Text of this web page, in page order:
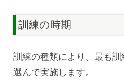
訓練の時期
訓練の種類により、最も
選んで実施します。